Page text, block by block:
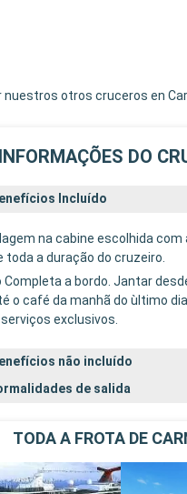
nuestros otros cruceros en
INFORMAÇÕES DO
Incluído
na cabine escolhida com
toda a duração do cruzeiro.
Completa a bordo. Jantar
o café da manhã do ùltimo
exclusivos.
não incluído
de salida
TODA A FROTA DE